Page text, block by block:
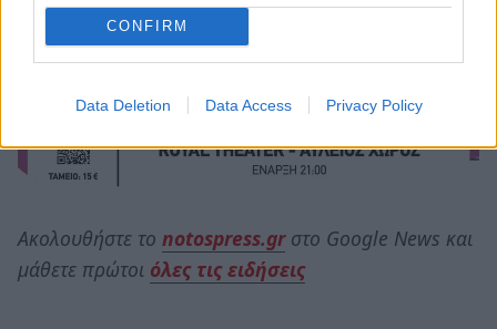
CONFIRM
Data Deletion Data Access Privacy Policy
Ακολουθήστε το notospress.grστο Google News και
μάθετε πρώτοι όλες τις ειδήσεις